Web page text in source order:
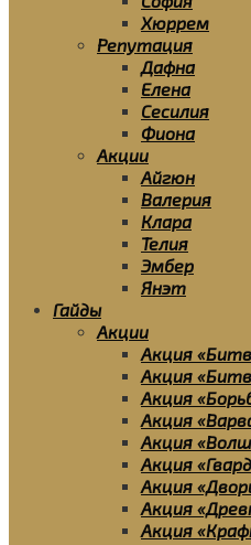
Хюррем
Репутация
Дафна
Елена
Сесилия
Фиона
Акции
Айгюн
Валерия
Клара
Телия
Эмбер
Янэт
Гайды
Акции
Акция
Акция
Акция
Акция
Акция
Акция
Акция
Акция
Акция